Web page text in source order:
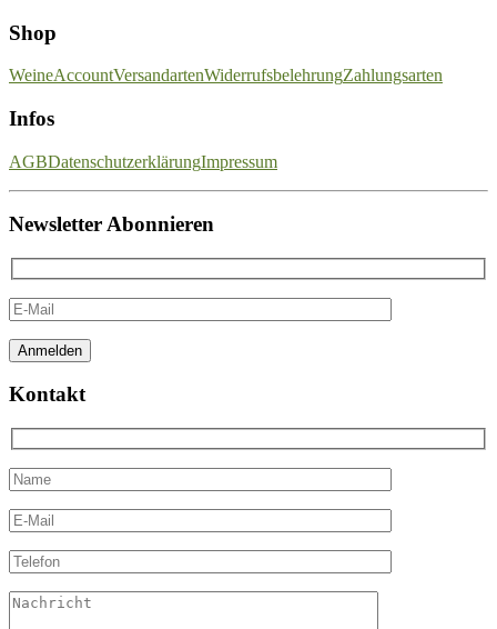
Shop
WeineAccountVersandartenWiderrufsbelehrungZahlungsarten
Infos
AGBDatenschutzerklärungImpressum
Newsletter Abonnieren
Kontakt